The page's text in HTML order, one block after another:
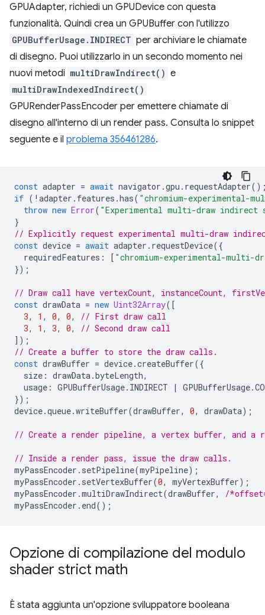
GPUAdapter, richiedi un GPUDevice con questa
funzionalità. Quindi crea un GPUBuffer con l'utilizzo
GPUBufferUsage.INDIRECT per archiviare le chiamate
di disegno. Puoi utilizzarlo in un secondo momento nei
nuovi metodi multiDrawIndirect() e
multiDrawIndexedIndirect()
GPURenderPassEncoder per emettere chiamate di
disegno all'interno di un render pass. Consulta lo snippet
seguente e il problema 356461286.
const adapter = await navigator .gpu . requestAdapter
if ( ! adapter . features .has( "chromium-experimental-
throw new Error( "Experimental multi-draw
}
// Explicitly request experimental multi-draw
const device = await adapter . requestDevice({
requiredFeatures : [ "chromium-experimental-multi-
});
// Draw call have vertexCount, instanceCount,
const drawData = new Uint32Array([
3, 1 , 0, 0,
// First draw call
3, 1 , 3, 0,
// Second draw call
]);
// Create a buffer to store the draw calls.
const drawBuffer = device.createBuffer({
size : drawData.byteLength,
usage : GPUBufferUsage. INDIRECT | GPUBufferUsage.
});
device.queue.writeBuffer(drawBuffer, 0, drawData);
// Create a render pipeline, a vertex buffer, and a
// Inside a render pass, issue the draw calls.
myPassEncoder . setPipeline(myPipeline);
myPassEncoder . setVertexBuffer(0, myVertexBuffer);
myPassEncoder .multiDrawIndirect(drawBuffer,
/
myPassEncoder . end();
Opzione di compilazione del modulo
shader strict math
È stata aggiunta un'opzione sviluppatore booleana